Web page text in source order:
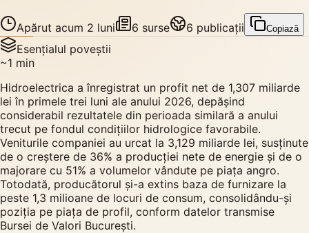
Apărut acum 2 luni 6 surse 6 publicații Copiază
Esențialul poveștii
~1 min
Hidroelectrica a înregistrat un profit net de 1,307 miliarde
lei în primele trei luni ale anului 2026, depășind
considerabil rezultatele din perioada similară a anului
trecut pe fondul condițiilor hidrologice favorabile.
Veniturile companiei au urcat la 3,129 miliarde lei, susținute
de o creștere de 36% a producției nete de energie și de o
majorare cu 51% a volumelor vândute pe piața angro.
Totodată, producătorul și-a extins baza de furnizare la
peste 1,3 milioane de locuri de consum, consolidându-și
poziția pe piața de profil, conform datelor transmise
Bursei de Valori București.